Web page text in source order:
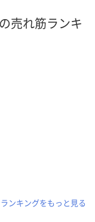
売れ筋ランキ
ランキングをもっと見る